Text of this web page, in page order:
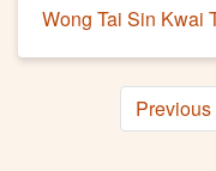
Wong Tai Sin Kwai
Previous